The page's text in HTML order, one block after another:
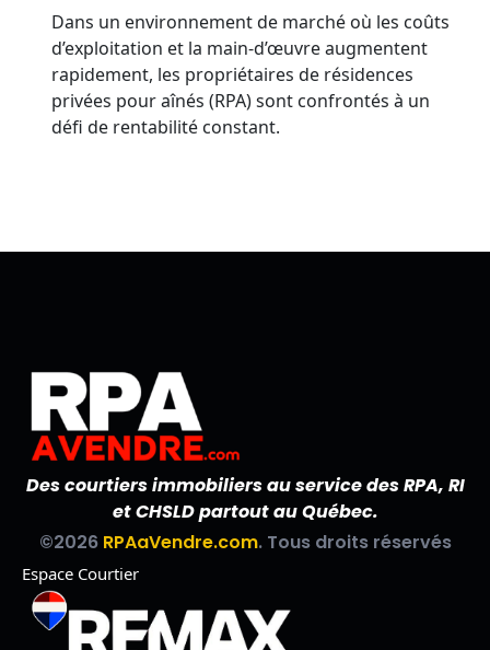
Dans un environnement de marché où les coûts
d’exploitation et la main-d’œuvre augmentent
rapidement, les propriétaires de résidences
privées pour aînés (RPA) sont confrontés à un
défi de rentabilité constant.
Des courtiers immobiliers au service des RPA, RI
et CHSLD partout au Québec.
©2026 RPAaVendre.com. Tous droits réservés
Espace Courtier